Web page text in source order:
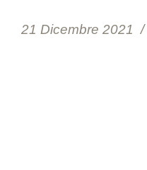
21 Dicembre 2021